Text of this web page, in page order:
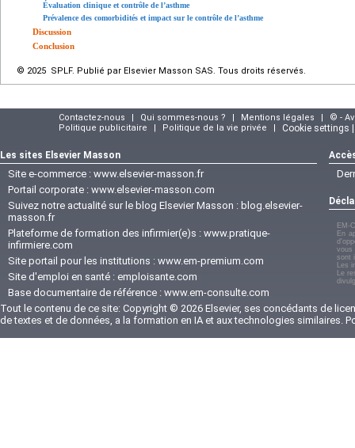
Évaluation clinique et contrôle de l’asthme
Prévalence des comorbidités et impact sur le contrôle de l’asthme
Discussion
Conclusion
© 2025 SPLF. Publié par Elsevier Masson SAS. Tous droits réservés.
Contactez-nous Qui sommes-nous ? Mentions légales
© -
Politique publicitaire
Politique de la vie privée Cookie settings
Les sites Elsevier Masson
Site e-commerce : www.elsevier-masson.fr
Portail corporate : www.elsevier-masson.com
Suivez notre actualité sur le blog Elsevier Masson : blog.elsevier-
masson.fr
Plateforme de formation des infirmier(e)s : www.pratique-
infirmiere.com
Site portail pour les institutions : www.em-premium.com
Site d'emploi en santé : emploisante.com
Base documentaire de référence : www.em-consulte.com
EM-
En
vous
sont
Les
Le
Tout le contenu de ce site: Copyright © 2026 Elsevier, ses concédants de
de textes et de données, a la formation en IA et aux technologies similaires.